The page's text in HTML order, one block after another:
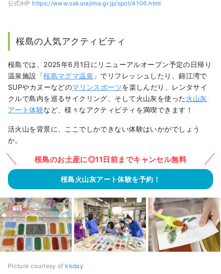
公式IHP https://www.sakurajima.gr.jp/spot/4106.html
桜島の人気アクティビティ
桜島では、2025年6月1日にリニューアルオープン予定の日帰り
温泉施設「桜島マグマ温泉 」でリフレッシュしたり、錦江湾で
SUPやカヌーなどのマリンスポーツを楽しんだり、レンタサイ
クルで島内を巡るサイクリング、そして火山灰を使った火山灰
アート体験など、様々なアクティビティを満喫できます！
活火山を背景に、ここでしかできない体験はいかがでしょう
か。
桜島のお土産に◎11日前までキャンセル無料
桜島火山灰アート体験を予約！
Picture courtesy of kkday